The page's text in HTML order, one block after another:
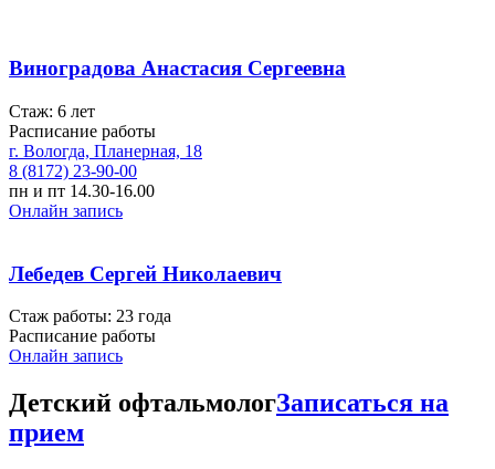
Виноградова Анастасия Сергеевна
Стаж: 6 лет
Расписание работы
г. Вологда, Планерная, 18
8 (8172) 23-90-00
пн и пт 14.30-16.00
Онлайн запись
Лебедев Сергей Николаевич
Стаж работы: 23 года
Расписание работы
Онлайн запись
Детский офтальмологЗаписаться на
прием